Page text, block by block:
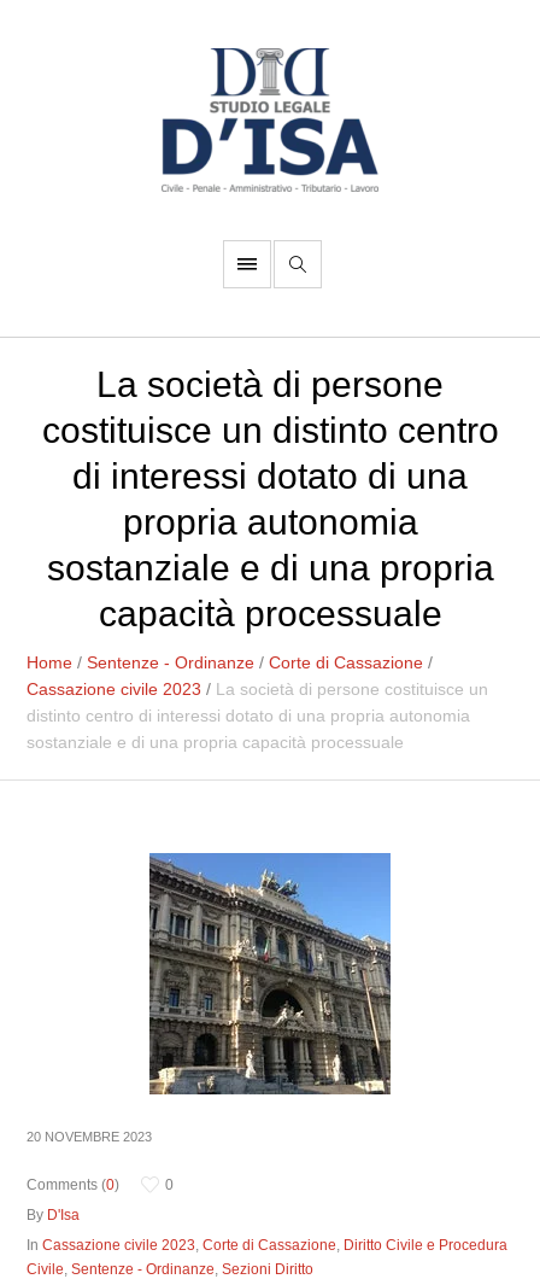
La società di persone
costituisce un distinto centro
di interessi dotato di una
propria autonomia
sostanziale e di una propria
capacità processuale
Home /Sentenze - Ordinanze /Corte di Cassazione /
Cassazione civile 2023 / La società di persone costituisce un
distinto centro di interessi dotato di una propria autonomia
sostanziale e di una propria capacità processuale
20 NOVEMBRE 2023
Comments (0)
0
By D'Isa
InCassazione civile 2023,Corte di Cassazione, Diritto Civile e Procedura
Civile,Sentenze - Ordinanze,Sezioni Diritto